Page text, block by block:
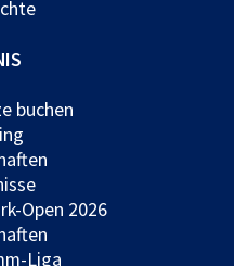
buchen
Open 2026
Liga